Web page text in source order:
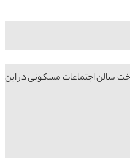
سالن اجتماعات مسکونی در این